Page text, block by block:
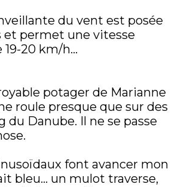
du vent est posée
et permet une vitesse
19-20 km/h…
potager de Marianne
roule presque que sur des
du Danube. Il ne se passe
font avancer mon
bleu… un mulot traverse,